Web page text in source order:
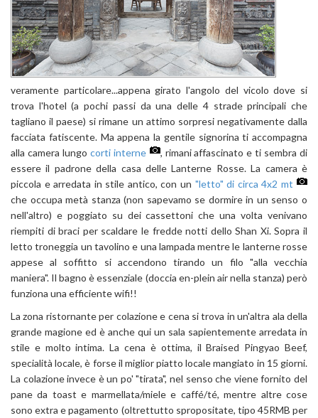
veramente particolare...appena girato l'angolo del vicolo dove si
trova l'hotel (a pochi passi da una delle 4 strade principali che
tagliano il paese) si rimane un attimo sorpresi negativamente dalla
facciata fatiscente. Ma appena la gentile signorina ti accompagna
alla camera lungo corti interne
, rimani affascinato e ti sembra di
essere il padrone della casa delle Lanterne Rosse. La camera è
piccola e arredata in stile antico, con un "letto" di circa 4x2 mt
che occupa metà stanza (non sapevamo se dormire in un senso o
nell'altro) e poggiato su dei cassettoni che una volta venivano
riempiti di braci per scaldare le fredde notti dello Shan Xi. Sopra il
letto troneggia un tavolino e una lampada mentre le lanterne rosse
appese al soffitto si accendono tirando un filo "alla vecchia
maniera". Il bagno è essenziale (doccia en-plein air nella stanza) però
funziona una efficiente wifi!!
La zona ristornante per colazione e cena si trova in un'altra ala della
grande magione ed è anche qui un sala sapientemente arredata in
stile e molto intima. La cena è ottima, il Braised Pingyao Beef,
specialità locale, è forse il miglior piatto locale mangiato in 15 giorni.
La colazione invece è un po' "tirata", nel senso che viene fornito del
pane da toast e marmellata/miele e caffé/té, mentre altre cose
sono extra e pagamento (oltrettutto spropositate, tipo 45RMB per